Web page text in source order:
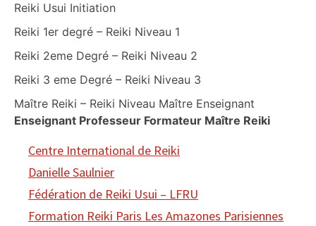
Reiki Usui Initiation
Reiki 1er degré – Reiki Niveau 1
Reiki 2eme Degré – Reiki Niveau 2
Reiki 3 eme Degré – Reiki Niveau 3
Maître Reiki – Reiki Niveau Maître Enseignant
Enseignant Professeur Formateur Maître Reiki
Centre International de Reiki
Danielle Saulnier
Fédération de Reiki Usui – LFRU
Formation Reiki Paris Les Amazones Parisiennes